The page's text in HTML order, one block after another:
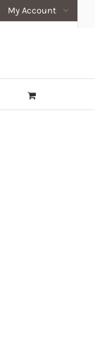
My Account